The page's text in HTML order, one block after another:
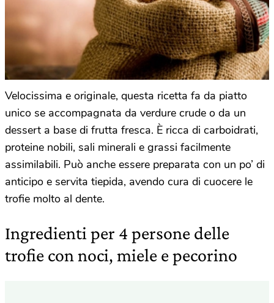
Velocissima e originale, questa ricetta fa da piatto
unico se accompagnata da verdure crude o da un
dessert a base di frutta fresca. È ricca di carboidrati,
proteine nobili, sali minerali e grassi facilmente
assimilabili. Può anche essere preparata con un po’ di
anticipo e servita tiepida, avendo cura di cuocere le
trofie molto al dente.
Ingredienti per 4 persone delle
trofie con noci, miele e pecorino